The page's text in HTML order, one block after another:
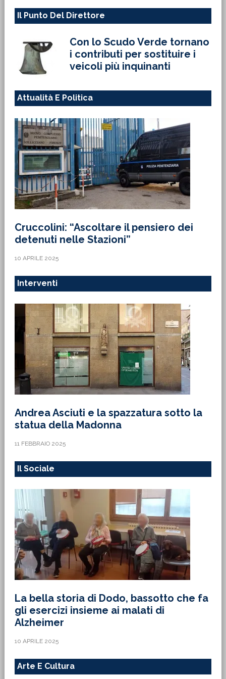
Il Punto Del Direttore
Con lo Scudo Verde tornano
i contributi per sostituire i
veicoli più inquinanti
Attualità E Politica
Cruccolini: “Ascoltare il pensiero dei
detenuti nelle Stazioni”
10 APRILE 2025
Interventi
Andrea Asciuti e la spazzatura sotto la
statua della Madonna
11 FEBBRAIO 2025
Il Sociale
La bella storia di Dodo, bassotto che fa
gli esercizi insieme ai malati di
Alzheimer
10 APRILE 2025
Arte E Cultura